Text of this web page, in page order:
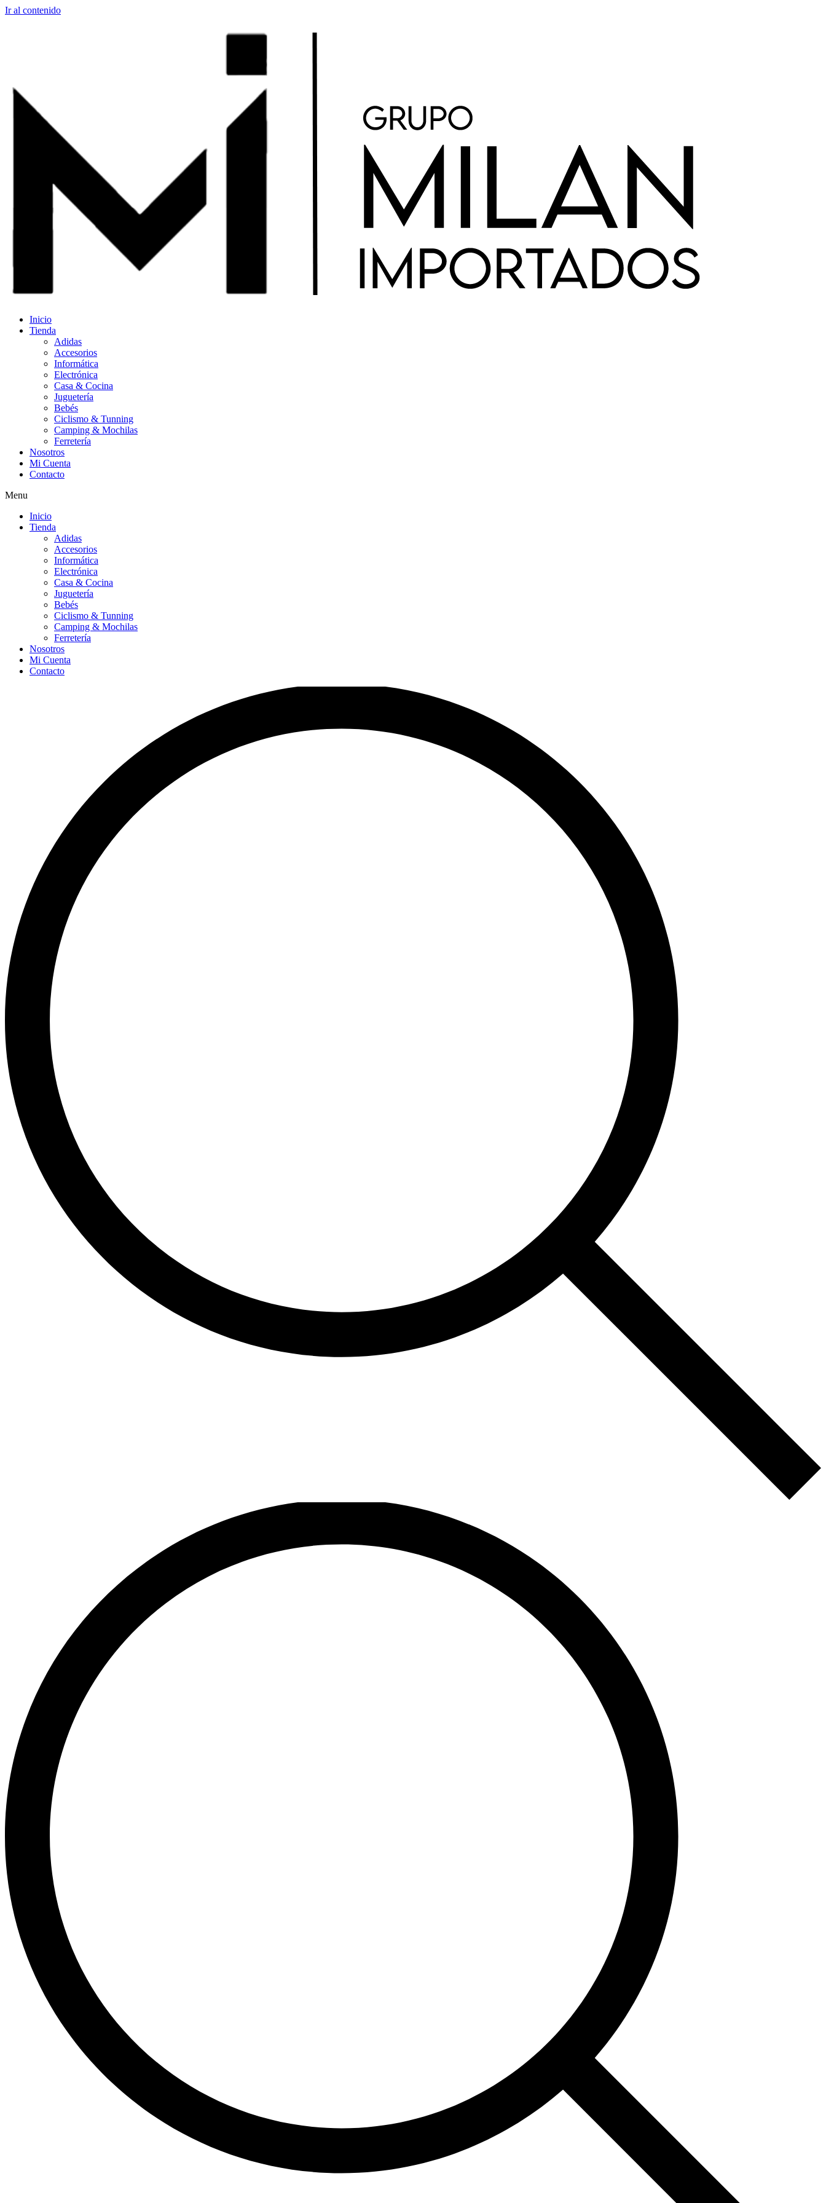
Ir al contenido
Inicio
Tienda
Adidas
Accesorios
Informática
Electrónica
Casa & Cocina
Juguetería
Bebés
Ciclismo & Tunning
Camping & Mochilas
Ferretería
Nosotros
Mi Cuenta
Contacto
Menu
Inicio
Tienda
Adidas
Accesorios
Informática
Electrónica
Casa & Cocina
Juguetería
Bebés
Ciclismo & Tunning
Camping & Mochilas
Ferretería
Nosotros
Mi Cuenta
Contacto